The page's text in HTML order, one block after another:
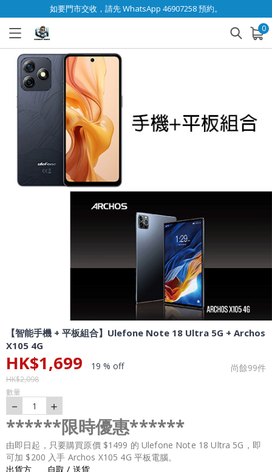
如要門市交收，請先 WhatsApp 46907258 預約。
0
已加入購物車 查看
【智能手機 + 平板組合】Ulefone Note 18 Ultra 5G + Archos
X105 4G
HK$1,699 19 % off 尚餘99件
HK$2,098
數量
－ 1 ＋
******限時優惠******
由即日起，只要購買原價 $1499 的 Ulefone Note 18 Ultra 5G，即
可加 $200 入手 Archos X105 4G 平板電腦。
出貨方
自取 / 送貨